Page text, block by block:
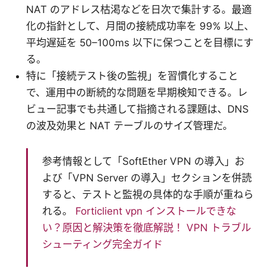
NAT のアドレス枯渇などを日次で集計する。最適
化の指針として、月間の接続成功率を 99% 以上、
平均遅延を 50–100ms 以下に保つことを目標にす
る。
特に「接続テスト後の監視」を習慣化すること
で、運用中の断続的な問題を早期検知できる。レ
ビュー記事でも共通して指摘される課題は、DNS
の波及効果と NAT テーブルのサイズ管理だ。
参考情報として「SoftEther VPN の導入」お
よび「VPN Server の導入」セクションを併読
すると、テストと監視の具体的な手順が重ねら
れる。 Forticlient vpn インストールできな
い？原因と解決策を徹底解説！ VPN トラブル
シューティング完全ガイド